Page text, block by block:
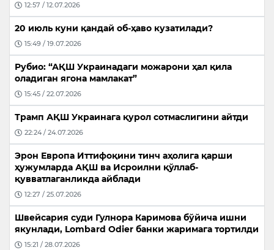
12:57 / 12.07.2026
20 июль куни қандай об-ҳаво кузатилади?
15:49 / 19.07.2026
Рубио: “АҚШ Украинадаги можарони ҳал қила
оладиган ягона мамлакат”
15:45 / 22.07.2026
Трамп АҚШ Украинага қурол сотмаслигини айтди
22:24 / 24.07.2026
Эрон Европа Иттифоқини тинч аҳолига қарши
ҳужумларда АҚШ ва Исроилни қўллаб-
қувватлаганликда айблади
12:27 / 25.07.2026
Швейсария суди Гулнора Каримова бўйича ишни
якунлади, Lombard Odier банки жаримага тортилди
15:21 / 28.07.2026